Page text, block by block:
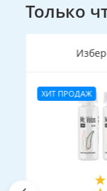
Только